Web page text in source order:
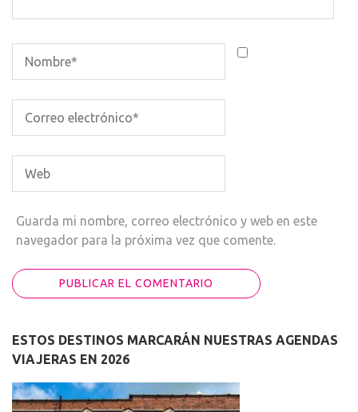
Guarda mi nombre, correo electrónico y web en este
navegador para la próxima vez que comente.
ESTOS DESTINOS MARCARÁN NUESTRAS AGENDAS
VIAJERAS EN 2026